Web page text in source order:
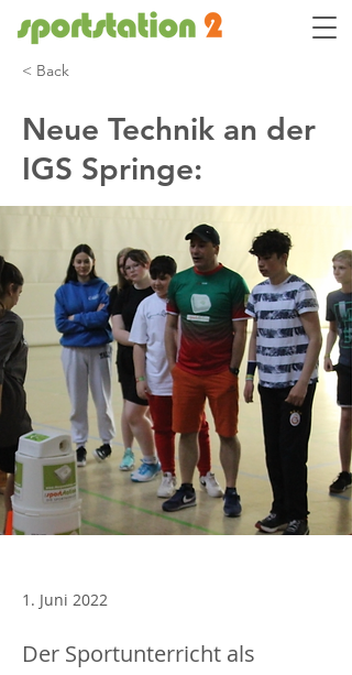
< Back
Neue Technik an der
IGS Springe:
1. Juni 2022
Der Sportunterricht als